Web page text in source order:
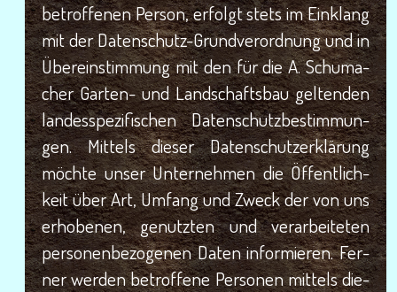
betrof­fe­nen Per­son, erfolgt stets im Ein­klang
mit der Daten­schutz-Grund­ver­ord­nung und in
Über­ein­stim­mung mit den für die A. Schu­ma­
cher Gar­ten- und Land­schafts­bau gel­ten­den
lan­des­spe­zi­fi­schen Daten­schutz­be­stim­mun­
gen. Mit­tels die­ser Daten­schutz­er­klä­rung
möch­te unser Unter­neh­men die Öffent­lich­
keit über Art, Umfang und Zweck der von uns
erho­be­nen, genutz­ten und ver­ar­bei­te­ten
per­so­nen­be­zo­ge­nen Daten infor­mie­ren. Fer­
ner wer­den betrof­fe­ne Per­so­nen mit­tels die­